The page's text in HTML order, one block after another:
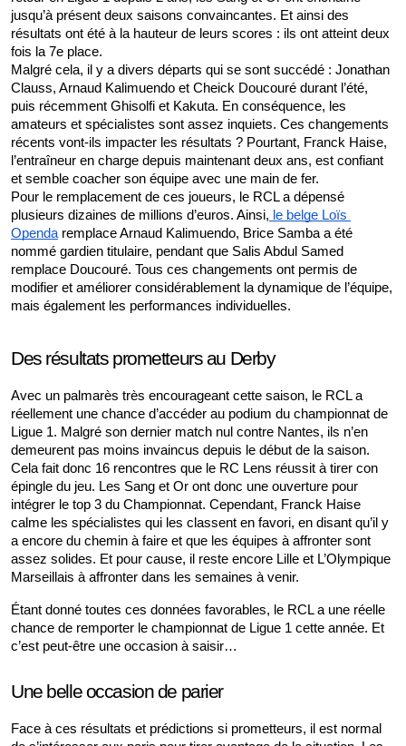
jusqu’à présent deux saisons convaincantes. Et ainsi des
résultats ont été à la hauteur de leurs scores : ils ont atteint deux
fois la 7e place.
Malgré cela, il y a divers départs qui se sont succédé : Jonathan
Clauss, Arnaud Kalimuendo et Cheick Doucouré durant l’été,
puis récemment Ghisolfi et Kakuta. En conséquence, les
amateurs et spécialistes sont assez inquiets. Ces changements
récents vont-ils impacter les résultats ? Pourtant, Franck Haise,
l’entraîneur en charge depuis maintenant deux ans, est confiant
et semble coacher son équipe avec une main de fer.
Pour le remplacement de ces joueurs, le RCL a dépensé
plusieurs dizaines de millions d’euros. Ainsi, le belge Loïs
Openda remplace Arnaud Kalimuendo, Brice Samba a été
nommé gardien titulaire, pendant que Salis Abdul Samed
remplace Doucouré. Tous ces changements ont permis de
modifier et améliorer considérablement la dynamique de l’équipe,
mais également les performances individuelles.
Des résultats prometteurs au Derby
Avec un palmarès très encourageant cette saison, le RCL a
réellement une chance d’accéder au podium du championnat de
Ligue 1. Malgré son dernier match nul contre Nantes, ils n’en
demeurent pas moins invaincus depuis le début de la saison.
Cela fait donc 16 rencontres que le RC Lens réussit à tirer con
épingle du jeu. Les Sang et Or ont donc une ouverture pour
intégrer le top 3 du Championnat. Cependant, Franck Haise
calme les spécialistes qui les classent en favori, en disant qu’il y
a encore du chemin à faire et que les équipes à affronter sont
assez solides. Et pour cause, il reste encore Lille et L’Olympique
Marseillais à affronter dans les semaines à venir.
Étant donné toutes ces données favorables, le RCL a une réelle
chance de remporter le championnat de Ligue 1 cette année. Et
c’est peut-être une occasion à saisir…
Une belle occasion de parier
Face à ces résultats et prédictions si prometteurs, il est normal